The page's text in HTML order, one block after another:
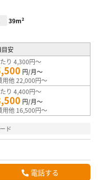
39m²
目安
り 4,300円～
円/月～
用他 22,000円～
り 4,400円～
円/月～
用他 16,500円～
ド
電話する